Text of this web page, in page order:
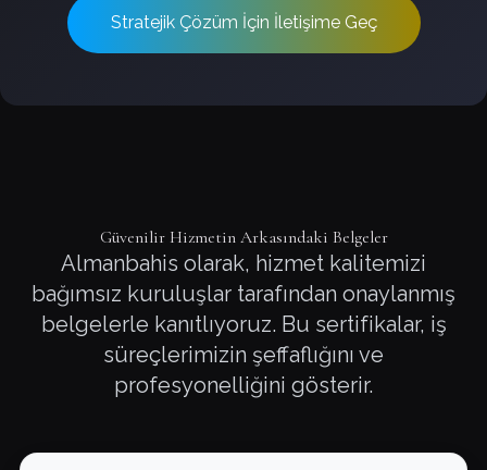
Stratejik Çözüm İçin İletişime Geç
Güvenilir Hizmetin Arkasındaki Belgeler
Almanbahis olarak, hizmet kalitemizi
bağımsız kuruluşlar tarafından onaylanmış
belgelerle kanıtlıyoruz. Bu sertifikalar, iş
süreçlerimizin şeffaflığını ve
profesyonelliğini gösterir.